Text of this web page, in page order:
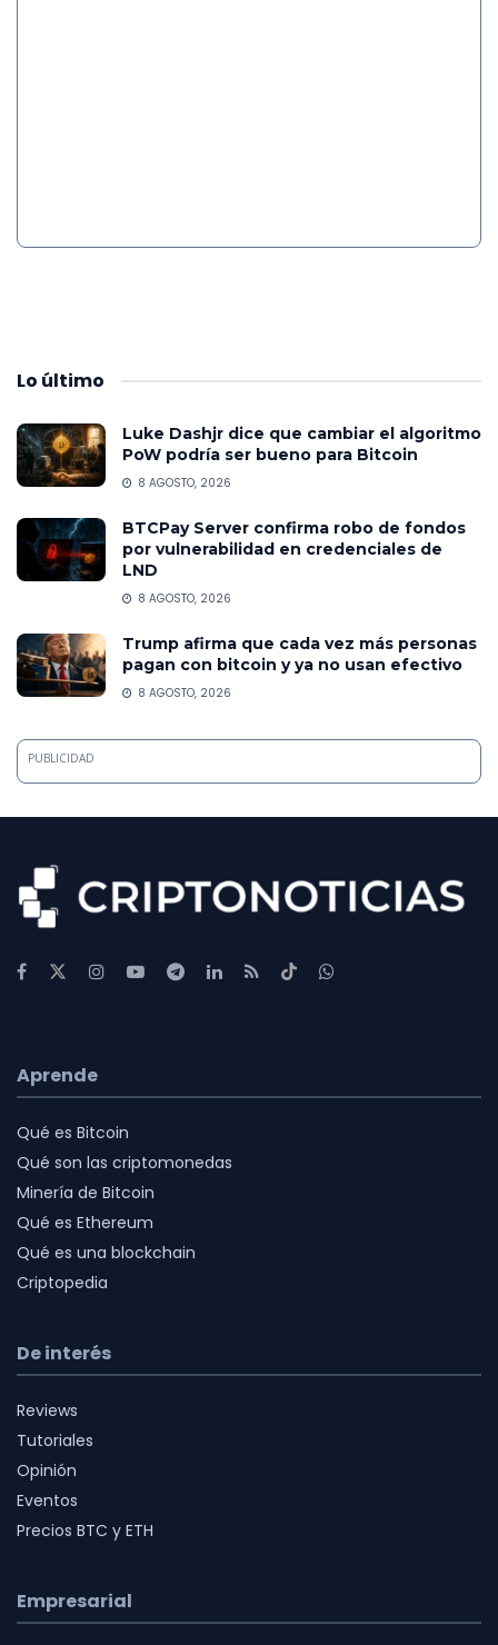
Lo último
Luke Dashjr dice que cambiar el algoritmo
PoW podría ser bueno para Bitcoin
8 AGOSTO, 2026
BTCPay Server confirma robo de fondos
por vulnerabilidad en credenciales de
LND
8 AGOSTO, 2026
Trump afirma que cada vez más personas
pagan con bitcoin y ya no usan efectivo
8 AGOSTO, 2026
PUBLICIDAD
Aprende
Qué es Bitcoin
Qué son las criptomonedas
Minería de Bitcoin
Qué es Ethereum
Qué es una blockchain
Criptopedia
De interés
Reviews
Tutoriales
Opinión
Eventos
Precios BTC y ETH
Empresarial